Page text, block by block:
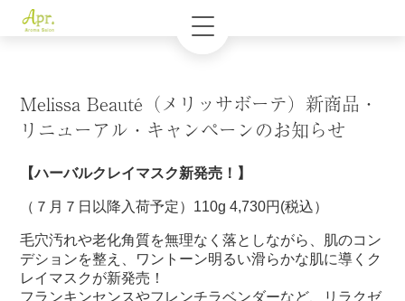
Melissa Beauté（メリッサボーテ）新商品・
リニューアル・キャンペーンのお知らせ
【ハーバルクレイマスク新発売！】
（７月７日以降入荷予定）110g 4,730円(税込）
毛穴汚れや老化角質を無理なく落としながら、肌のコン
デションを整え、ワントーン明るい滑らかな肌に導くク
レイマスクが新発売！
フランキンセンスやフレンチラベンダーなど、リラクゼ